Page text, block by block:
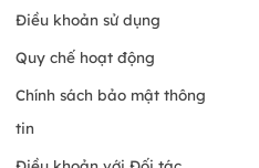
Điều khoản sử dụng
Quy chế hoạt động
Chính sách bảo mật thông
tin